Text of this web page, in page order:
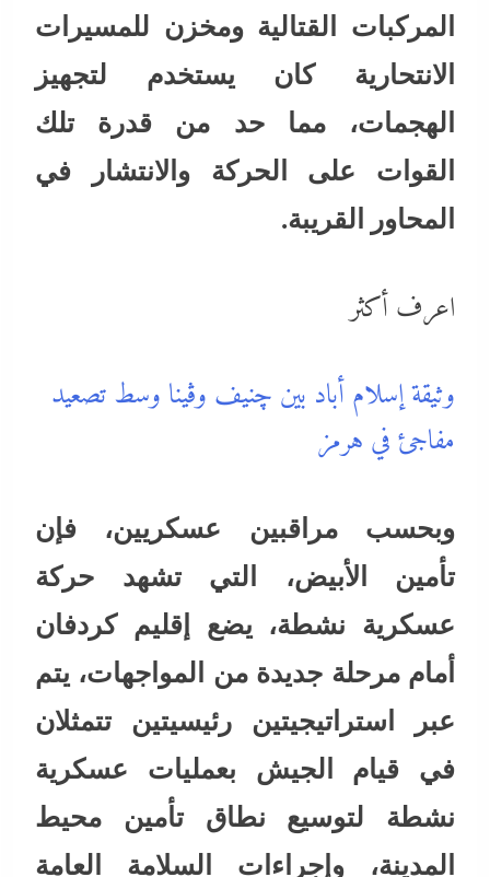
المركبات القتالية ومخزن للمسيرات
الانتحارية كان يستخدم لتجهيز
الهجمات، مما حد من قدرة تلك
القوات على الحركة والانتشار في
المحاور القريبة.
اعرف أكثر
وثيقة إسلام أباد بين چنيف وڤينا وسط تصعيد
مفاجئ في هرمز
وبحسب مراقبين عسكريين، فإن
تأمين الأبيض، التي تشهد حركة
عسكرية نشطة، يضع إقليم كردفان
أمام مرحلة جديدة من المواجهات، يتم
عبر استراتيجيتين رئيسيتين تتمثلان
في قيام الجيش بعمليات عسكرية
نشطة لتوسيع نطاق تأمين محيط
المدينة، وإجراءات السلامة العامة